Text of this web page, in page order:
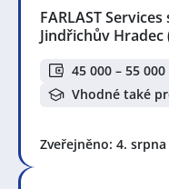
FARLAST Services
Jindřichův Hradec
45 000 – 55 000
Vhodné také
Zveřejněno: 4. srpna